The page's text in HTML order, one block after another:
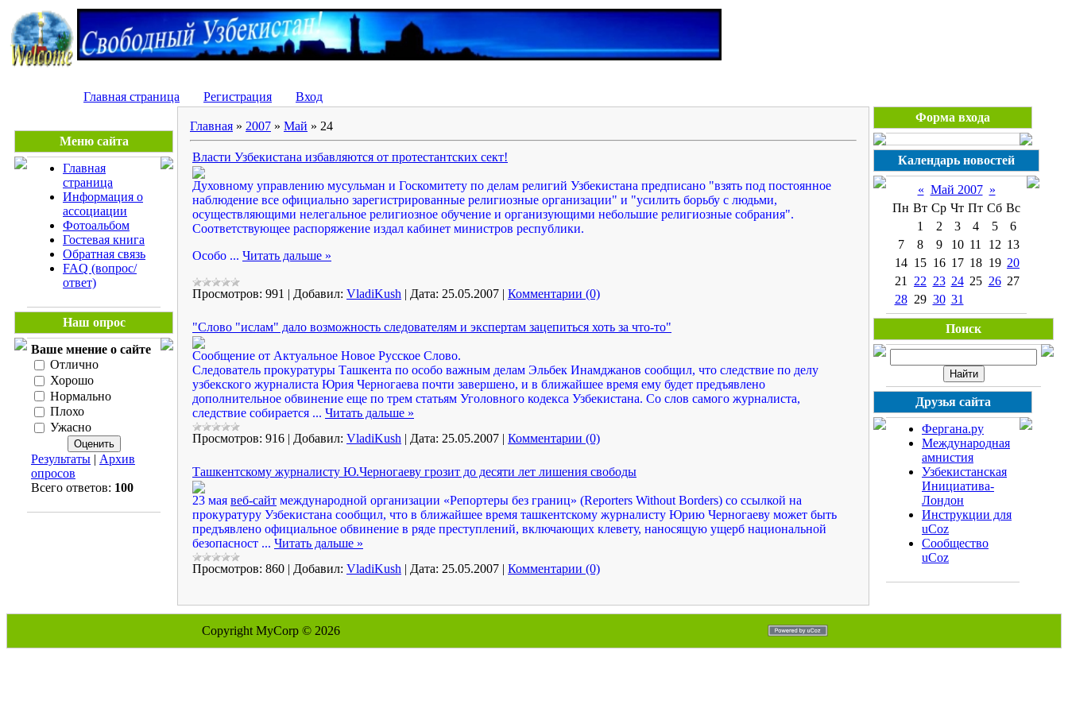
Главная страница Регистрация Вход
Меню сайта
Главная
страница
Информация о
ассоциации
Фотоальбом
Гостевая книга
Обратная связь
FAQ (вопрос/
ответ)
Наш опрос
Ваше мнение о сайте
Отлично
Хорошо
Нормально
Плохо
Ужасно
Результаты | Архив
опросов
Всего ответов: 100
Главная » 2007 » Май » 24
Власти Узбекистана избавляются от протестантских сект!
Духовному управлению мусульман и Госкомитету по делам религий Узбекистана предписано "взять под постоянное
наблюдение все официально зарегистрированные религиозные организации" и "усилить борьбу с людьми,
осуществляющими нелегальное религиозное обучение и организующими небольшие религиозные собрания".
Соответствующее распоряжение издал кабинет министров республики.
Особо ... Читать дальше »
Просмотров: 991 | Добавил: VladiKush | Дата: 25.05.2007 | Комментарии (0)
"Слово "ислам" дало возможность следователям и экспертам зацепиться хоть за что-то"
Сообщение от Актуальное Новое Русское Слово.
Следователь прокуратуры Ташкента по особо важным делам Эльбек Инамджанов сообщил, что следствие по делу
узбекского журналиста Юрия Черногаева почти завершено, и в ближайшее время ему будет предъявлено
дополнительное обвинение еще по трем статьям Уголовного кодекса Узбекистана. Со слов самого журналиста,
следствие собирается ... Читать дальше »
Просмотров: 916 | Добавил: VladiKush | Дата: 25.05.2007 | Комментарии (0)
Ташкентскому журналисту Ю.Черногаеву грозит до десяти лет лишения свободы
23 мая веб-сайт международной организации «Репортеры без границ» (Reporters Without Borders) со ссылкой на
прокуратуру Узбекистана сообщил, что в ближайшее время ташкентскому журналисту Юрию Черногаеву может быть
предъявлено официальное обвинение в ряде преступлений, включающих клевету, наносящую ущерб национальной
безопасност ... Читать дальше »
Просмотров: 860 | Добавил: VladiKush | Дата: 25.05.2007 | Комментарии (0)
Форма входа
Календарь новостей
« Май 2007 »
Пн Вт Ср Чт Пт Сб Вс
1
2 3 4 5
6
7
8 9 10 11 12 13
14 15 16 17 18 19 20
21
22 23 24 25 26 27
28 29 30 31
Поиск
Друзья сайта
Фергана.ру
Международная
амнистия
Узбекистанская
Инициатива-
Лондон
Инструкции для
uCoz
Сообщество
uCoz
Copyright MyCorp © 2026